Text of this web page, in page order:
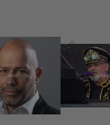
Robert Jíša Ota